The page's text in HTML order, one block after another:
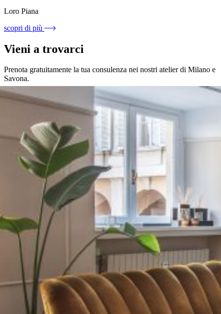
Loro Piana
scopri di più
Vieni a trovarci
Prenota gratuitamente la tua consulenza nei nostri atelier di Milano e
Savona.